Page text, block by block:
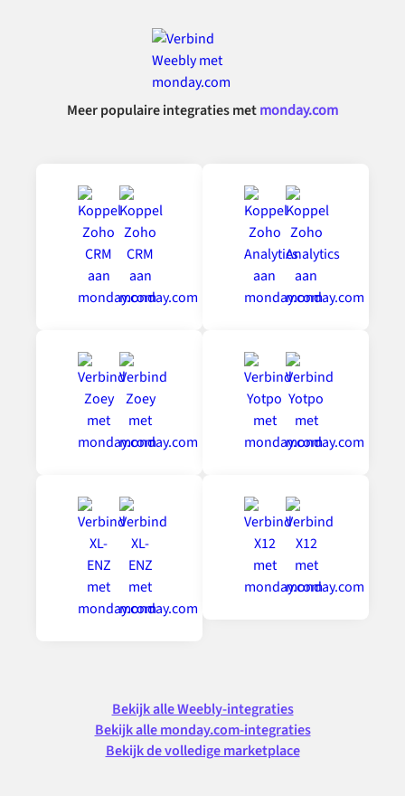
Meer populaire integraties metmonday.com
Bekijk alle Weebly-integraties
Bekijk alle monday.com-integraties
Bekijk de volledige marketplace